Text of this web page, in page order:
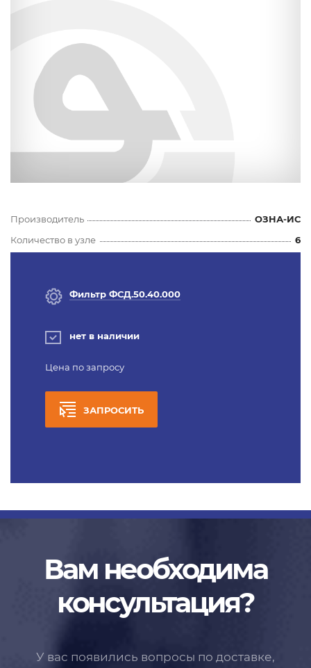
Производитель
ОЗНА-ИС
Количество в узле
6
Фильтр ФСД.50.40.000
нет в наличии
Цена по запросу
ЗАПРОСИТЬ
Вам необходима
консультация?
У вас появились вопросы по доставке,